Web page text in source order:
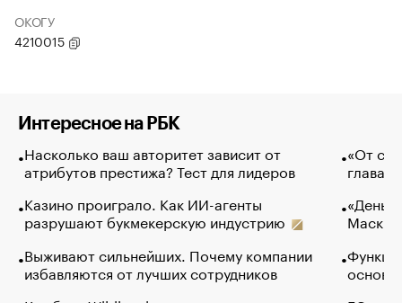
ОКОГУ
4210015
Интересное на РБК
Насколько ваш авторитет зависит от
атрибутов престижа? Тест для лидеров
Казино проиграло. Как ИИ-агенты
разрушают букмекерскую индустрию
Выживают сильнейших. Почему компании
избавляются от лучших сотрудников
«От
глава
Маск в
основ